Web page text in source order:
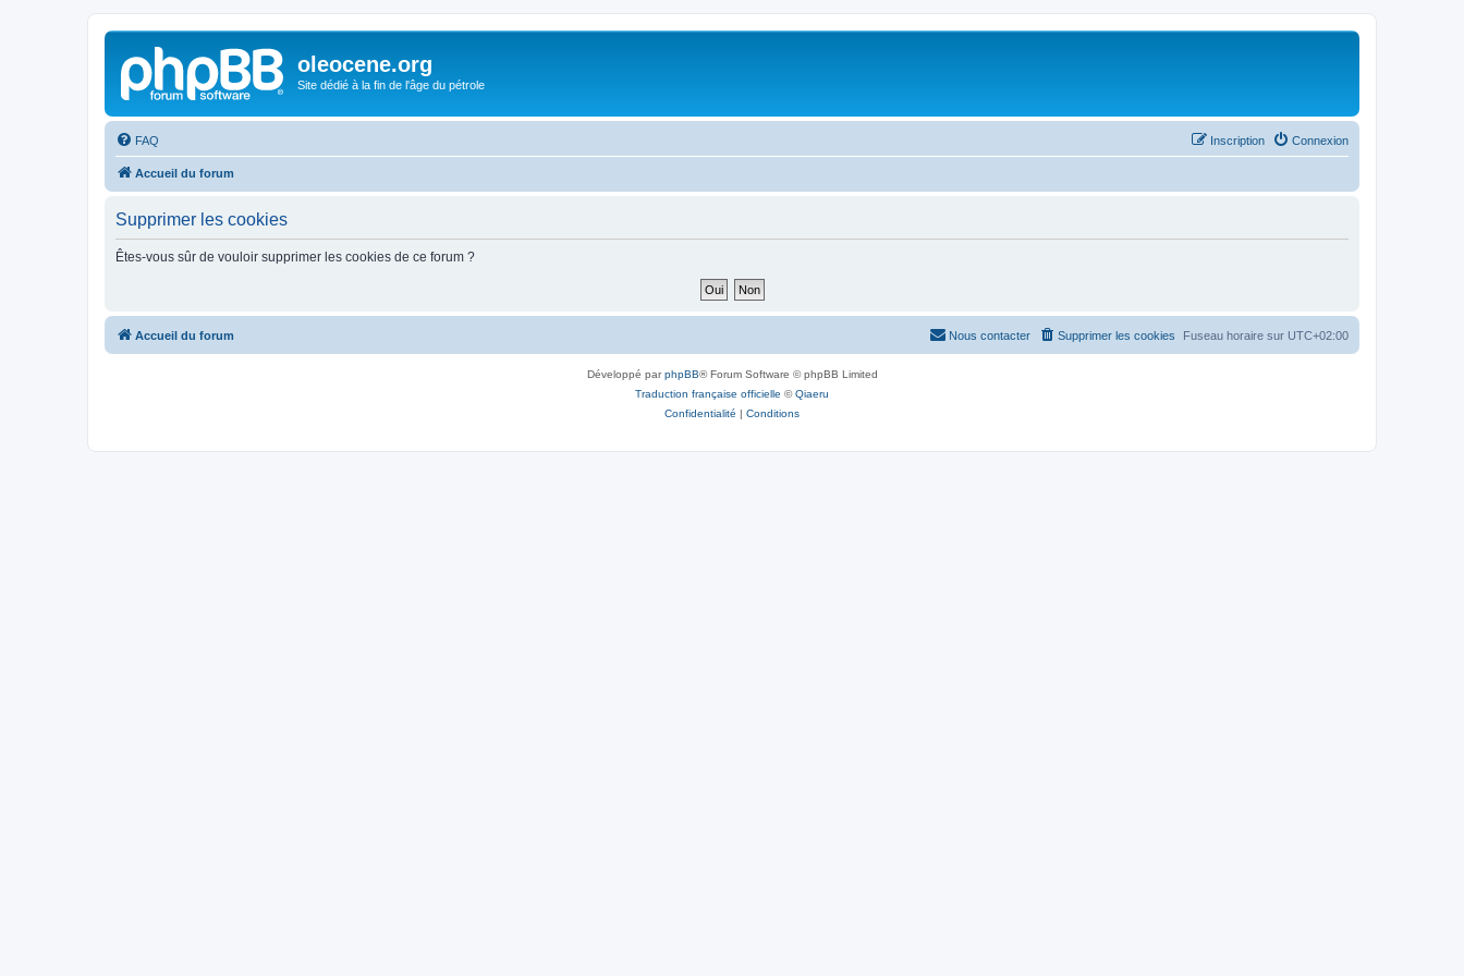
oleocene.org
Site dédié à la fin de l'âge du pétrole
FAQ Connexion
Inscription
Accueil du forum
Supprimer les cookies
Êtes-vous sûr de vouloir supprimer les cookies de ce forum ?
Accueil du forum Fuseau horaire sur UTC+02:00
Supprimer les cookies
Nous contacter
Développé parphpBB® Forum Software © phpBB Limited
Traduction française officielle ©Qiaeru
Confidentialité | Conditions